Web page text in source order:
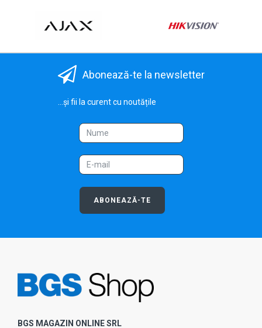
Abonează-te la newsletter
...și fii la curent cu noutățile
ABONEAZĂ-TE
BGS MAGAZIN ONLINE SRL